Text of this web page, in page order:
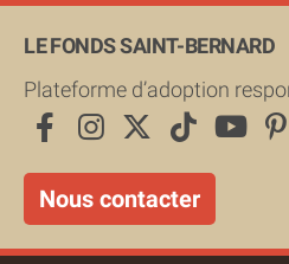
LE FONDS SAINT-BERNARD
Plateforme d’adoption
Nous contacter